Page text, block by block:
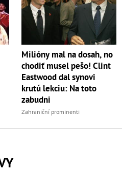
Milióny mal na dosah, no
chodiť musel pešo! Clint
Eastwood dal synovi
krutú lekciu: Na toto
zabudni
Zahraniční prominenti